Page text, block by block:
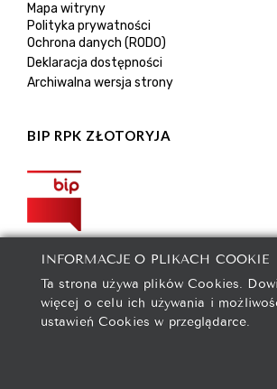
Mapa witryny
Polityka prywatności
Ochrona danych (RODO)
Deklaracja dostępności
Archiwalna wersja strony
BIP RPK ZŁOTORYJA
2021 © Rejonowe Przedsiębiorstwo
INFORMACJE O PLIKACH COOKIE
Ta strona używa plików Cookies.
więcej o celu ich używania i
ustawień Cookies w przeglądarce.